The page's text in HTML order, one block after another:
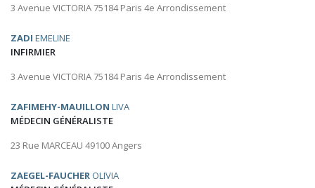
3 Avenue VICTORIA 75184 Paris 4e Arrondissement
ZADI EMELINE
INFIRMIER
3 Avenue VICTORIA 75184 Paris 4e Arrondissement
ZAFIMEHY-MAUILLON LIVA
MÉDECIN GÉNÉRALISTE
23 Rue MARCEAU 49100 Angers
ZAEGEL-FAUCHER OLIVIA